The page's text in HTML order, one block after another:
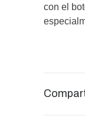
con el